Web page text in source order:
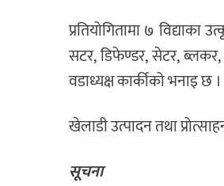
प्रतियोगितामा ७ विद्याका
सटर, डिफेण्डर, सेटर,
वडाध्यक्ष कार्कीको भनाइ छ ।
खेलाडी उत्पादन तथा
सूचना